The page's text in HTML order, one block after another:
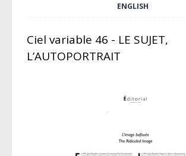
ENGLISH
Ciel variable 46 - LE SUJET,
L’AUTOPORTRAIT